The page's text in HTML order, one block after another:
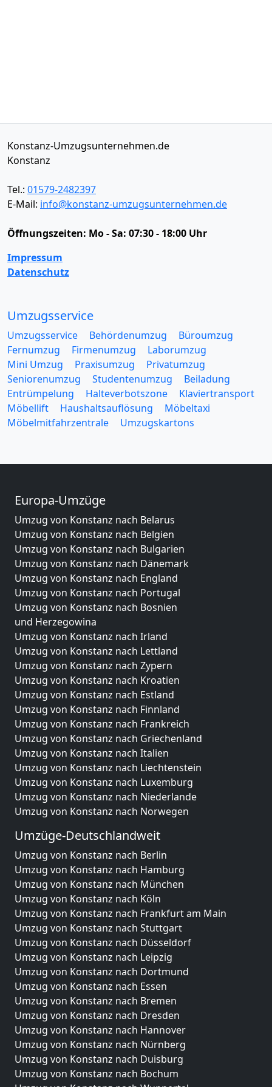
Konstanz-Umzugsunternehmen.de
Konstanz
Tel.: 01579-2482397
E-Mail: info@konstanz-umzugsunternehmen.de
Öffnungszeiten: Mo - Sa: 07:30 - 18:00 Uhr
Impressum
Datenschutz
Umzugsservice
Umzugsservice Behördenumzug
Büroumzug
Fernumzug
Firmenumzug
Laborumzug
Mini Umzug
Praxisumzug
Privatumzug
Seniorenumzug
Studentenumzug
Beiladung
Entrümpelung
Halteverbotszone
Klaviertransport
Möbellift
Haushaltsauflösung
Möbeltaxi
Möbelmitfahrzentrale
Umzugskartons
Europa-Umzüge
Umzug von Konstanz nach Belarus
Umzug von Konstanz nach Belgien
Umzug von Konstanz nach Bulgarien
Umzug von Konstanz nach Dänemark
Umzug von Konstanz nach England
Umzug von Konstanz nach Portugal
Umzug von Konstanz nach Bosnien
und Herzegowina
Umzug von Konstanz nach Irland
Umzug von Konstanz nach Lettland
Umzug von Konstanz nach Zypern
Umzug von Konstanz nach Kroatien
Umzug von Konstanz nach Estland
Umzug von Konstanz nach Finnland
Umzug von Konstanz nach Frankreich
Umzug von Konstanz nach Griechenland
Umzug von Konstanz nach Italien
Umzug von Konstanz nach Liechtenstein
Umzug von Konstanz nach Luxemburg
Umzug von Konstanz nach Niederlande
Umzug von Konstanz nach Norwegen
Umzüge-Deutschlandweit
Umzug von Konstanz nach Berlin
Umzug von Konstanz nach Hamburg
Umzug von Konstanz nach München
Umzug von Konstanz nach Köln
Umzug von Konstanz nach Frankfurt am Main
Umzug von Konstanz nach Stuttgart
Umzug von Konstanz nach Düsseldorf
Umzug von Konstanz nach Leipzig
Umzug von Konstanz nach Dortmund
Umzug von Konstanz nach Essen
Umzug von Konstanz nach Bremen
Umzug von Konstanz nach Dresden
Umzug von Konstanz nach Hannover
Umzug von Konstanz nach Nürnberg
Umzug von Konstanz nach Duisburg
Umzug von Konstanz nach Bochum